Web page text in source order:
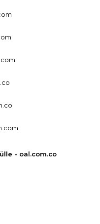
- oal.com.co